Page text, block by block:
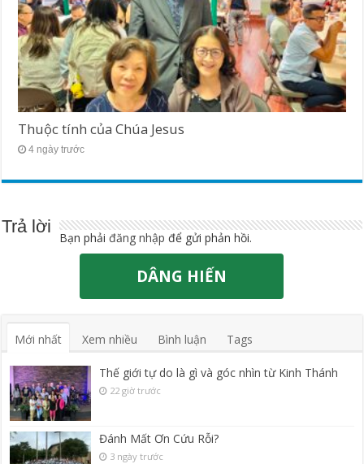
Thuộc tính của Chúa Jesus
4 ngày trước
Trả lời
Bạn phảiđăng nhập để gửi phản hồi.
DÂNG HIẾN
Mới nhất Xem nhiều Bình luận Tags
Thế giới tự do là gì và góc nhìn từ Kinh Thánh
22 giờ trước
Đánh Mất Ơn Cứu Rỗi?
3 ngày trước